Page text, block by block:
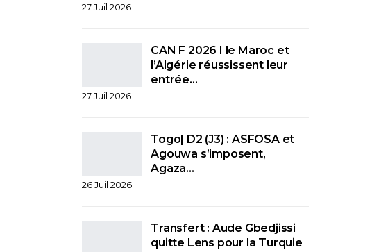
27 Juil 2026
CAN F 2026 I le Maroc et
l’Algérie réussissent leur
entrée…
27 Juil 2026
Togo| D2 (J3) : ASFOSA et
Agouwa s’imposent,
Agaza…
26 Juil 2026
Transfert : Aude Gbedjissi
quitte Lens pour la Turquie